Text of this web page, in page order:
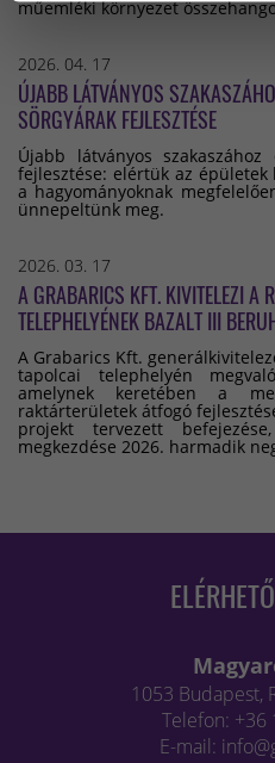
műemléki környezet
2026. 04. 17
ÚJABB LÁTVÁNYOS
SÖRGYÁRAK FEJLESZTÉSE
Újabb látványos
fejlesztése: elértük az
a hagyományoknak
ünnepeltünk meg.
2026. 03. 17
A GRABARICS KFT. KIVITELEZI A
TELEPHELYÉNEK BAZALT III
A Grabarics Kft.
tapolcai telephelyén
amelynek keretében a
raktárterületek átfogó
projekt tervezett
megkezdése 2026. harmadik
1053 Budapest,
Telefon: +36
E-mail: